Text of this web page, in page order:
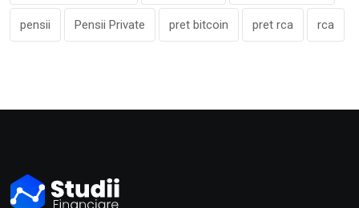
pensii Pensii Private pret bitcoin pret rca rca